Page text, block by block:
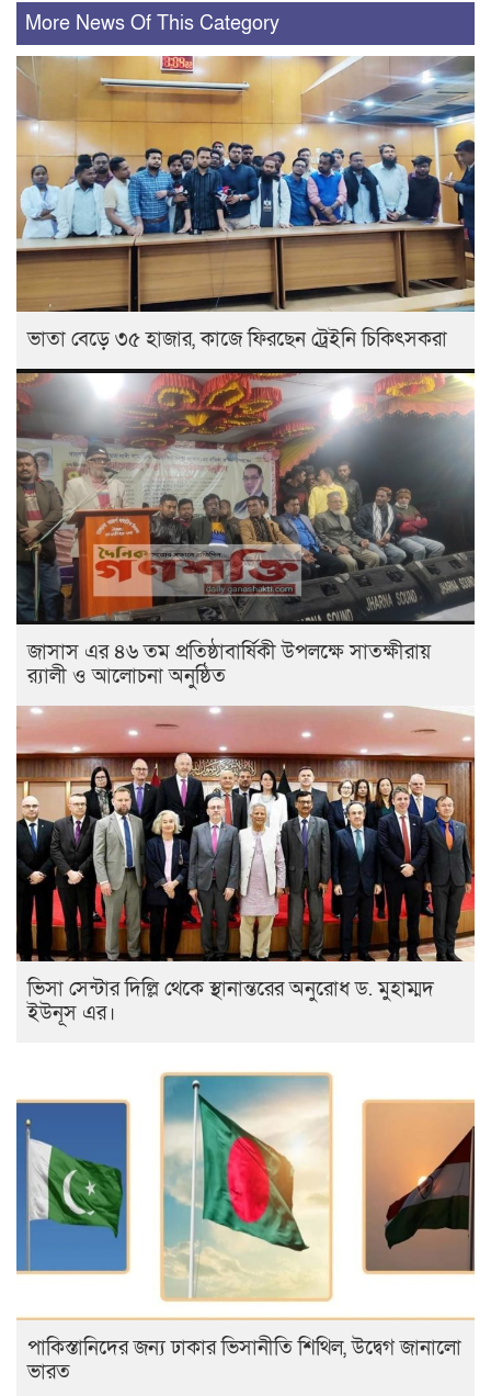
More News Of This Category
ভাতা বেড়ে ৩৫ হাজার, কাজে ফিরছেন ট্রেইনি চিকিৎসকরা
জাসাস এর ৪৬ তম প্রতিষ্ঠাবার্ষিকী উপলক্ষে সাতক্ষীরায়
র‍্যালী ও আলোচনা অনুষ্ঠিত
ভিসা সেন্টার দিল্লি থেকে স্থানান্তরের অনুরোধ ড. মুহাম্মদ
ইউনূস এর।
পাকিস্তানিদের জন্য ঢাকার ভিসানীতি শিথিল, উদ্বেগ জানালো
ভারত